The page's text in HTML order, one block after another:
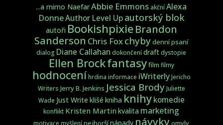
...a mimo NaefarAbbie Emmons akční Alexa
DonneAuthor Level Upautorský blok
autoři BookishpixieBrandon
Sanderson Chris Foxchybydenní psaní
dialog Diane Callahan dokončení draft dystopie
Ellen Brockfantasyfilm filmy
hodnoceníhrdina informace iWriterlyJericho
Writers Jerry B. Jenkins Jessica BrodyJuliette
Wade Just Write klišé kniha knihykomedie
konflikt Kristen Martinkvalita marketing
motivace myšlení nejhoršínápady návyky omyly